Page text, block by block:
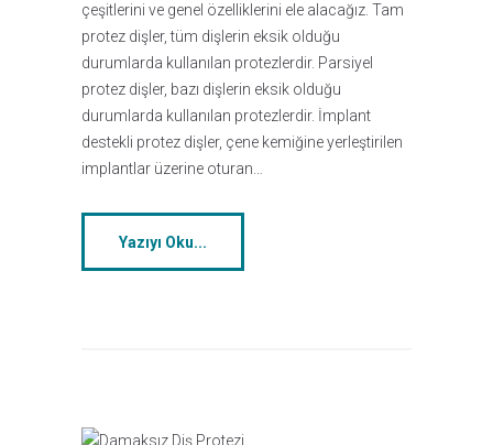
çeşitlerini ve genel özelliklerini ele alacağız. Tam
protez dişler, tüm dişlerin eksik olduğu
durumlarda kullanılan protezlerdir. Parsiyel
protez dişler, bazı dişlerin eksik olduğu
durumlarda kullanılan protezlerdir. İmplant
destekli protez dişler, çene kemiğine yerleştirilen
implantlar üzerine oturan…
Yazıyı Oku...